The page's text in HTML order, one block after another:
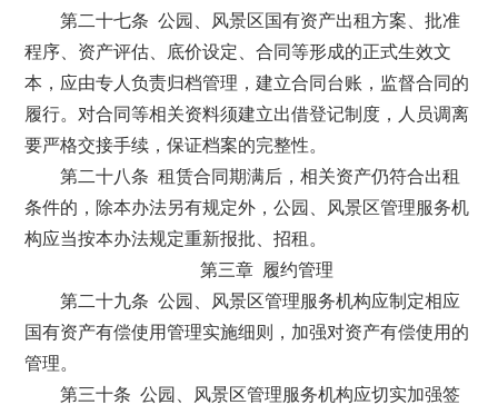
第二十七条 公园、风景区国有资产出租方案、批准
程序、资产评估、底价设定、合同等形成的正式生效文
本，应由专人负责归档管理，建立合同台账，监督合同的
履行。对合同等相关资料须建立出借登记制度，人员调离
要严格交接手续，保证档案的完整性。
第二十八条 租赁合同期满后，相关资产仍符合出租
条件的，除本办法另有规定外，公园、风景区管理服务机
构应当按本办法规定重新报批、招租。
第三章 履约管理
第二十九条 公园、风景区管理服务机构应制定相应
国有资产有偿使用管理实施细则，加强对资产有偿使用的
管理。
第三十条 公园、风景区管理服务机构应切实加强签